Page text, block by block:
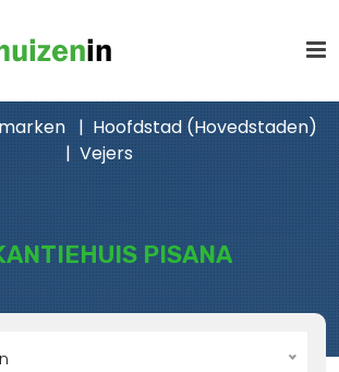
PISANA
Hoofdstad (Hovedstaden)
Vejers